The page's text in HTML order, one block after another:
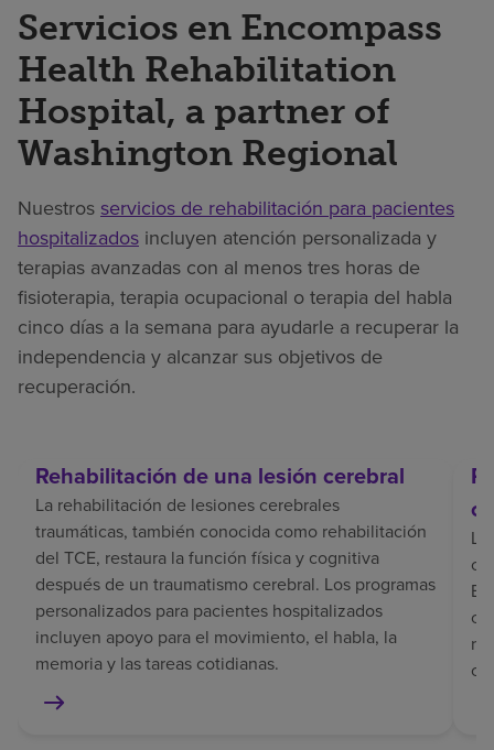
Servicios en Encompass
Health Rehabilitation
Hospital, a partner of
Washington Regional
Nuestrosservicios de rehabilitación para pacientes
hospitalizados incluyen atención personalizada y
terapias avanzadas con al menos tres horas de
fisioterapia, terapia ocupacional o terapia del habla
cinco días a la semana para ayudarle a recuperar la
independencia y alcanzar sus objetivos de
recuperación.
Rehabilitación de una lesión cerebral
La rehabilitación de lesiones cerebrales
traumáticas, también conocida como rehabilitación
del TCE, restaura la función física y cognitiva
después de un traumatismo cerebral. Los programas
personalizados para pacientes hospitalizados
incluyen apoyo para el movimiento, el habla, la
memoria y las tareas cotidianas.
El